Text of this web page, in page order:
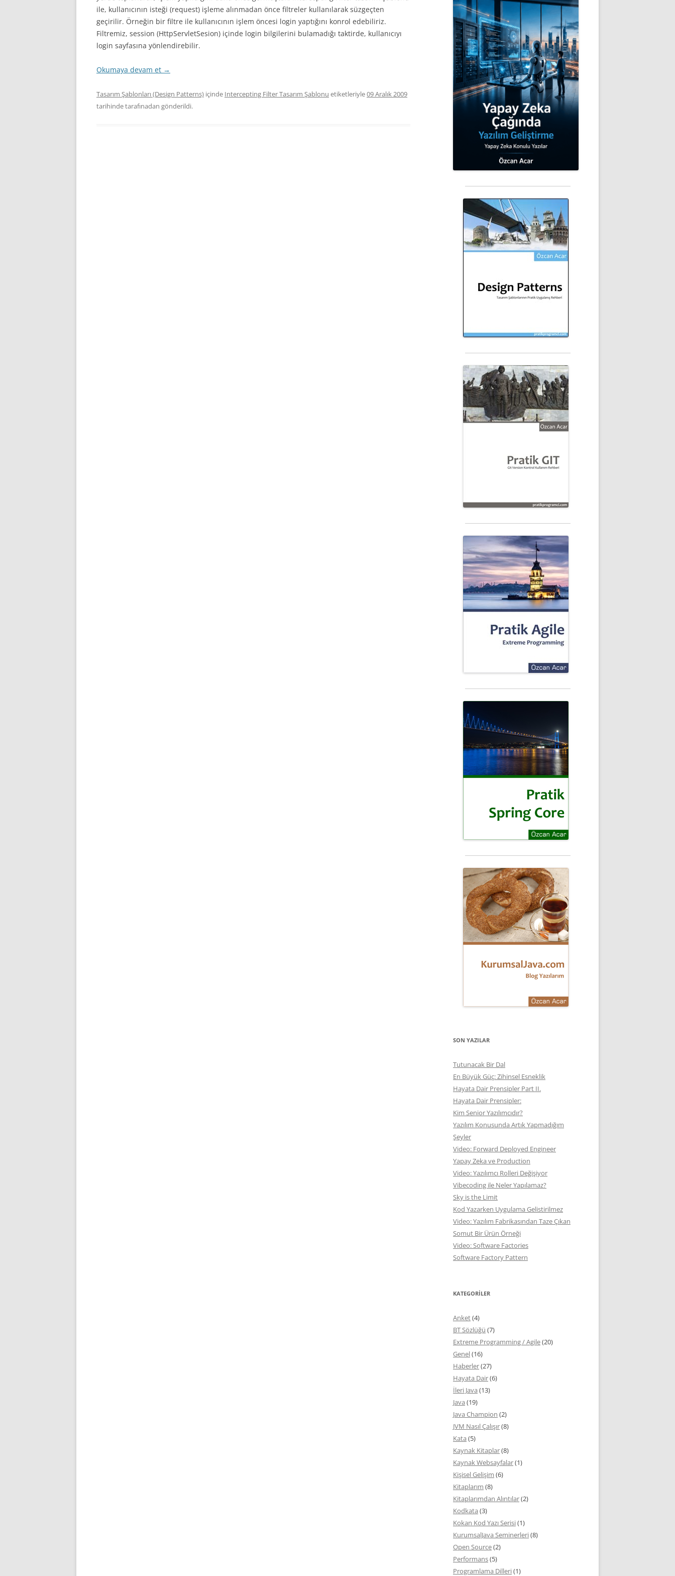
İLERI JAVA
EĞITIM VIDEOLARI (SCREENCAST)
SEMINERLER – SUNUMLAR
KIŞISEL GELIŞIM
ile, kullanıcının isteği (request) işleme alınmadan önce filtreler kullanılarak süzgeçten
geçirilir. Örneğin bir filtre ile kullanıcının işlem öncesi login yaptığını konrol edebiliriz.
Filtremiz, session (HttpServletSesion) içinde login bilgilerini bulamadığı taktirde, kullanıcıyı
login sayfasına yönlendirebilir.
Okumaya devam et →
Tasarım Şablonları (Design Patterns) içinde Intercepting Filter Tasarım Şablonu etiketleriyle09 Aralık 2009
tarihindetarafınadan gönderildi.
SON YAZILAR
Tutunacak Bir Dal
En Büyük Güç: Zihinsel Esneklik
Hayata Dair Prensipler Part II.
Hayata Dair Prensipler:
Kim Senior Yazılımcıdır?
Yazılım Konusunda Artık Yapmadığım
Şeyler
Video: Forward Deployed Engineer
Yapay Zeka ve Production
Video: Yazılımcı Rolleri Değişiyor
Vibecoding ile Neler Yapılamaz?
Sky is the Limit
Kod Yazarken Uygulama Gelistirilmez
Video: Yazılım Fabrikasından Taze Çıkan
Somut Bir Ürün Örneği
Video: Software Factories
Software Factory Pattern
KATEGORILER
Anket(4)
BT Sözlüğü (7)
Extreme Programming / Agile(20)
Genel(16)
Haberler(27)
Hayata Dair(6)
İleri Java (13)
Java (19)
Java Champion (2)
JVM Nasıl Çalışır(8)
Kata (5)
Kaynak Kitaplar(8)
Kaynak Websayfalar(1)
Kişisel Gelişim (6)
Kitaplarım (8)
Kitaplarımdan Alıntılar(2)
Kodkata (3)
Kokan Kod Yazı Serisi(1)
KurumsalJava Seminerleri(8)
Open Source(2)
Performans(5)
Programlama Dilleri(1)